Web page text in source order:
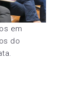
em
do